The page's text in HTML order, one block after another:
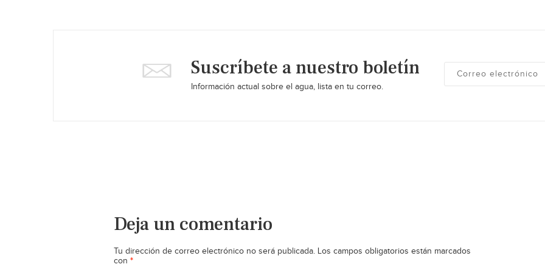
Suscríbete a nuestro boletín
Información actual sobre el agua, lista en tu correo.
Deja un comentario
Tu dirección de correo electrónico no será publicada. Los campos obligatorios están marcados
con *